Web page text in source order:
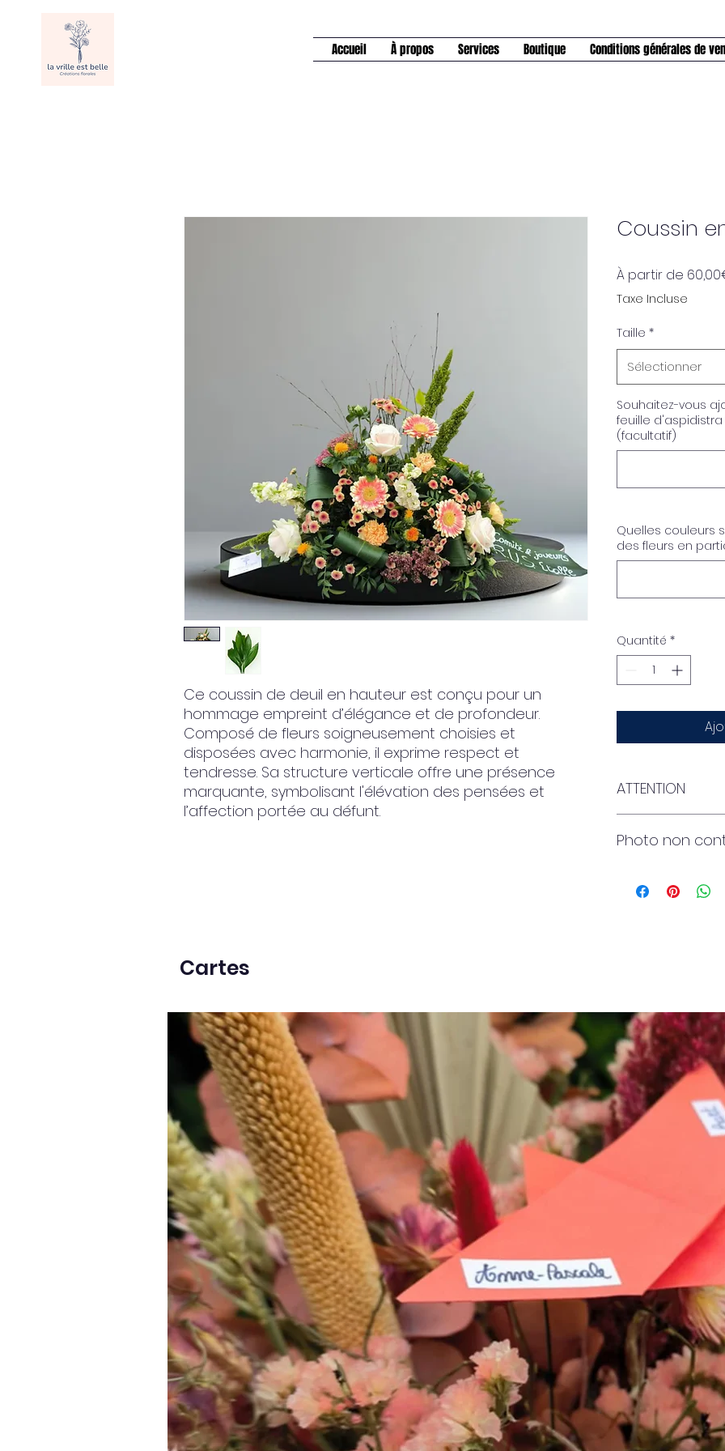
Accueil À propos Services Boutique Conditions générales de
Ce coussin de deuil en hauteur est conçu pour un
hommage empreint d’élégance et de profondeur.
Composé de fleurs soigneusement choisies et
disposées avec harmonie, il exprime respect et
tendresse. Sa structure verticale offre une présence
marquante, symbolisant l'élévation des pensées et
l’affection portée au défunt.
Coussin
À partir de
Taxe Incluse
Taille *
Sélectionner
Souhaitez-vous
feuille
(facultatif)
Quelles couleurs
des fleurs en
Quantité *
ATTENTION
pour créer des
longue - voir la
Photo non
Cartes